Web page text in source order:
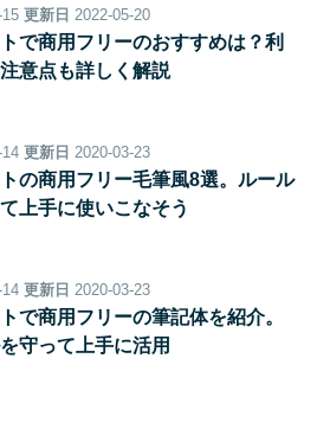
更新日 2022-05-20
で商用フリーのおすすめは？利
意点も詳しく解説
更新日 2020-03-23
の商用フリー毛筆風8選。ルール
上手に使いこなそう
更新日 2020-03-23
で商用フリーの筆記体を紹介。
守って上手に活用